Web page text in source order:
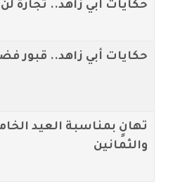
حكايات أبي زاهد.. تجارة لن
حكايات أبي زاهد.. قبور
تهانٍ بمناسبة العيد
والثمانين